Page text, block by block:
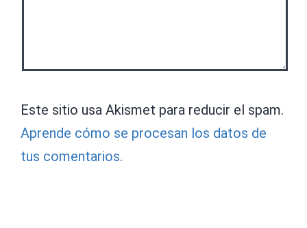
Este sitio usa Akismet para reducir el spam.
Aprende cómo se procesan los datos de
tus comentarios.